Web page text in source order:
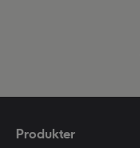
Produkter